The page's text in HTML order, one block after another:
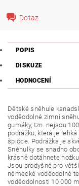
Dotaz
POPIS
DISKUZE
HODNOCENÍ
Dětské sněhule
voděodolné zimní
gumáky, tzn. nejsou
podrážku, která je
špičce. Podrážka je
Sněhulky se snadno
krásně dotáhnete
Jsou prodyšné pro
německé voděodolné
voděodolnosti 10 000